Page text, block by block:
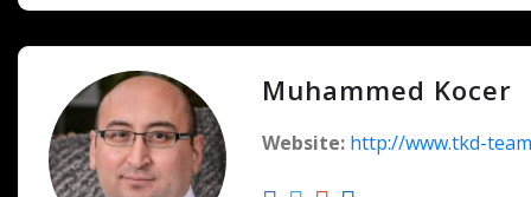
Muhammed Kocer
Website: http://www.tkd-